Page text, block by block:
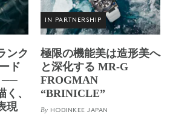
ンク
ド
──
、
現
IN PARTNERSHIP
極限の機能美は造形美へ
と深化する MR-G
FROGMAN
“BRINICLE”
By HODINKEE JAPAN